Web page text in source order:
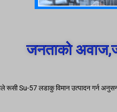
जनताको
रूसी Su-57 लडाकु विमान उत्पादन गर्न